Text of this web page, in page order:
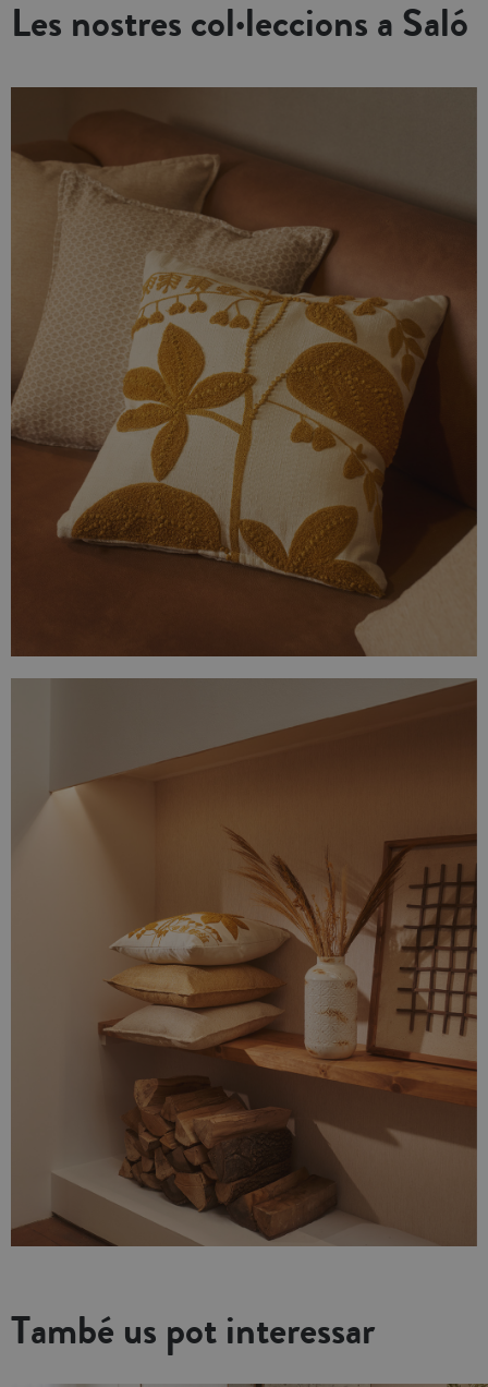
no venen inclosos. Fabricat a
Portugal.
no venen inclosos. Fabricat a
Portugal.
Les nostres col·leccions a Saló
També us pot interessar